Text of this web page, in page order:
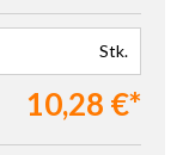
ein oder benutze
Stk.
10,28 €*